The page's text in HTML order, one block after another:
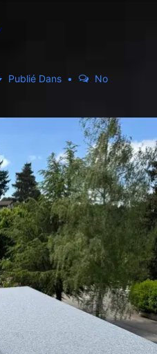
Publié Dans
No